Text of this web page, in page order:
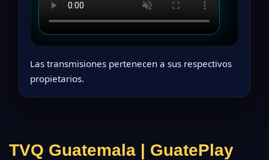
Las transmisiones pertenecen a sus respectivos
propietarios.
TVQ Guatemala | GuatePlay